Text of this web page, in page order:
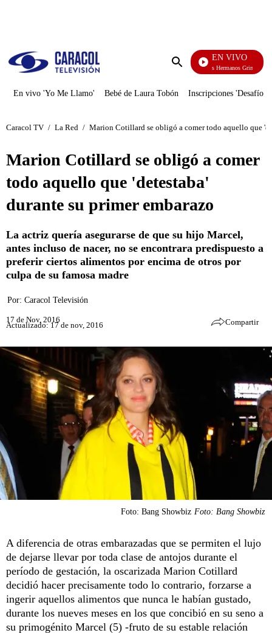
Enviar
EN VIVO
Cuentos De Los Hermanos Grimm
En vivo 'Yo Me Llamo' Bebé de Laura Tobón Inscripciones 'Desafío'
Caracol TV / La Red / Marion Cotillard se obligó a comer todo aquello que
Marion Cotillard se obligó a comer
todo aquello que 'detestaba'
durante su primer embarazo
La actriz quería asegurarse de que su hijo Marcel,
antes incluso de nacer, no se encontrara predispuesto a
preferir ciertos alimentos por encima de otros por
culpa de su famosa madre
Por: Caracol Televisión
17 de Nov, 2016
Actualizado: 17 de nov, 2016 Compartir
Foto: Bang Showbiz Foto: Bang Showbiz
A diferencia de otras embarazadas que se permiten el lujo
de dejarse llevar por toda clase de antojos durante el
período de gestación, la oscarizada Marion Cotillard
decidió hacer precisamente todo lo contrario, forzarse a
ingerir aquellos alimentos que nunca le habían gustado,
durante los nueves meses en los que concibió en su seno a
su primogénito Marcel (5) -fruto de su estable relación